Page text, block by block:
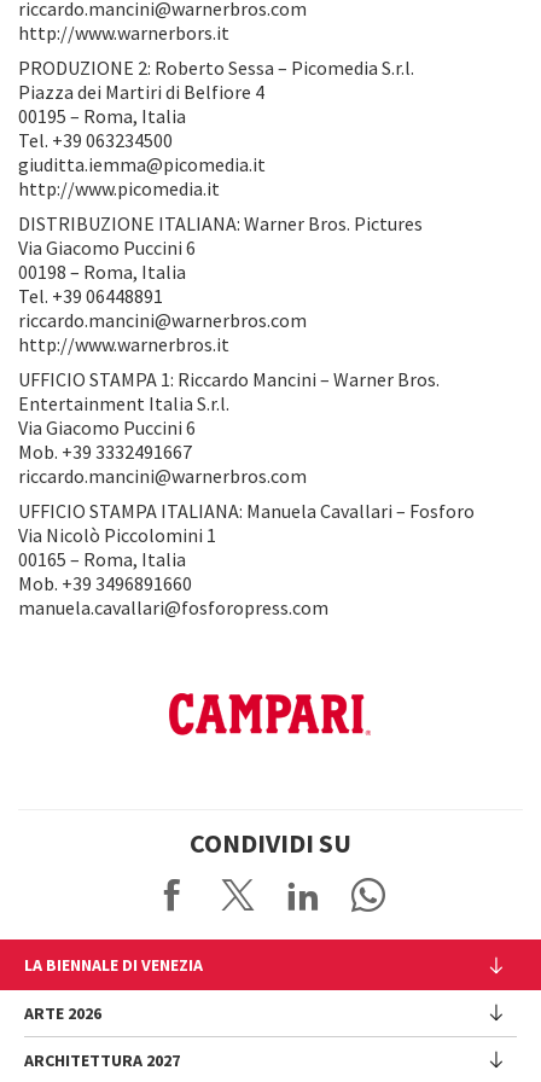
riccardo.mancini@warnerbros.com
http://www.warnerbors.it
PRODUZIONE 2: Roberto Sessa – Picomedia S.r.l.
Piazza dei Martiri di Belfiore 4
00195 – Roma, Italia
Tel. +39 063234500
giuditta.iemma@picomedia.it
http://www.picomedia.it
DISTRIBUZIONE ITALIANA: Warner Bros. Pictures
Via Giacomo Puccini 6
00198 – Roma, Italia
Tel. +39 06448891
riccardo.mancini@warnerbros.com
http://www.warnerbros.it
UFFICIO STAMPA 1: Riccardo Mancini – Warner Bros.
Entertainment Italia S.r.l.
Via Giacomo Puccini 6
Mob. +39 3332491667
riccardo.mancini@warnerbros.com
UFFICIO STAMPA ITALIANA: Manuela Cavallari – Fosforo
Via Nicolò Piccolomini 1
00165 – Roma, Italia
Mob. +39 3496891660
manuela.cavallari@fosforopress.com
CONDIVIDI SU
LA BIENNALE DI VENEZIA
L'Istituzione
Cariche istituzionali
Storia
ARTE 2026
Esposizione
ARCHITETTURA 2027